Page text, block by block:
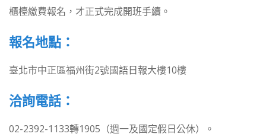
櫃檯繳費報名，才正式完成開班手續。
報名地點：
臺北市中正區福州街2號國語日報大樓10樓
洽詢電話：
02-2392-1133轉1905（週一及國定假日公休）。